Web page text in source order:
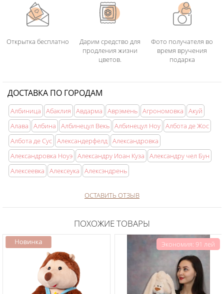
Открытка бесплатно
Дарим средство для
продления жизни
цветов.
Фото получателя во
время вручения
подарка
ДОСТАВКА ПО ГОРОДАМ
Албиница Абаклия Авдарма Аврэмень Агрономовка
Акуй
Алава
Албина Албинецул Векь Албинецул Ноу Албота де Жос
Албота де Сус Александерфелд Александровка
Александровка Ноуэ Александру Иоан Куза
Александру чел Бун
Алексеевка
Алексеука Алексэндрень
ОСТАВИТЬ ОТЗЫВ
ПОХОЖИЕ ТОВАРЫ
Экономия: 91 лей